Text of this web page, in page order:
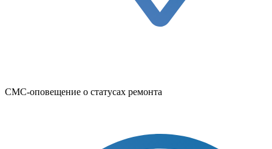
СМС-оповещение о статусах ремонта